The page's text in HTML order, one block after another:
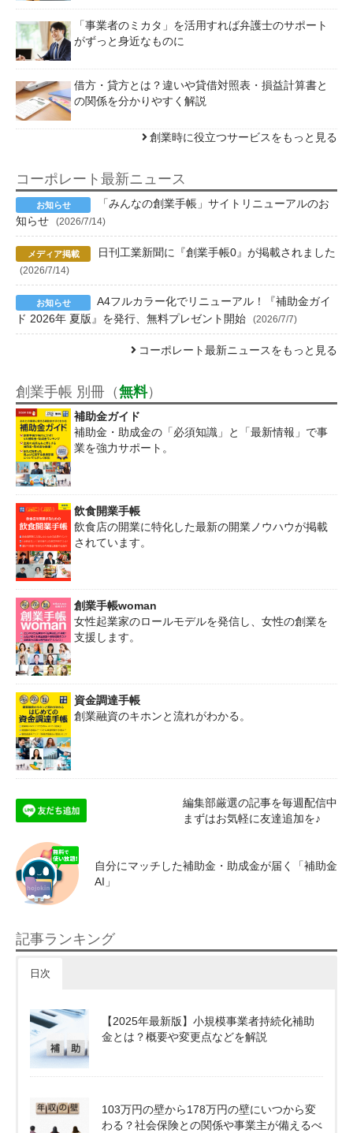
「事業者のミカタ」を活用すれば弁護士のサポート
がずっと身近なものに
借方・貸方とは？違いや貸借対照表・損益計算書と
の関係を分かりやすく解説
創業時に役立つサービスをもっと見る
コーポレート最新ニュース
「みんなの創業手帳」サイトリニューアルのお
知らせ
(2026/7/14)
日刊工業新聞に『創業手帳0』が掲載されました
(2026/7/14)
A4フルカラー化でリニューアル！『補助金ガイ
ド 2026年 夏版』を発行、無料プレゼント開始
(2026/7/7)
コーポレート最新ニュースをもっと見る
創業手帳 別冊（無料）
補助金ガイド
補助金・助成金の「必須知識」と「最新情報」で事
業を強力サポート。
飲食開業手帳
飲食店の開業に特化した最新の開業ノウハウが掲載
されています。
創業手帳woman
女性起業家のロールモデルを発信し、女性の創業を
支援します。
資金調達手帳
創業融資のキホンと流れがわかる。
編集部厳選の記事を毎週配信中
まずはお気軽に友達追加を♪
自分にマッチした補助金・助成金が届く「補助金
AI」
記事ランキング
日次
【2025年最新版】小規模事業者持続化補助
金とは？概要や変更点などを解説
103万円の壁から178万円の壁にいつから変
わる？社会保険との関係や事業主が備えるべ